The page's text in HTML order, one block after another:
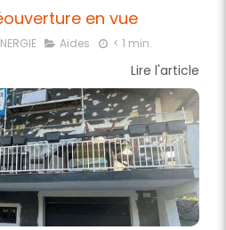
en vue
Aides < 1 min.
Lire l'article